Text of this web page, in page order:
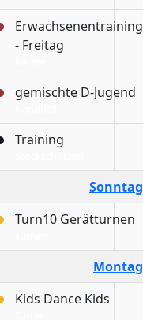
Erwachsenentraining
- Freitag
gemischte D-Jugend
Training
Sonntag
Turn10 Gerätturnen
Montag
Kids Dance Kids